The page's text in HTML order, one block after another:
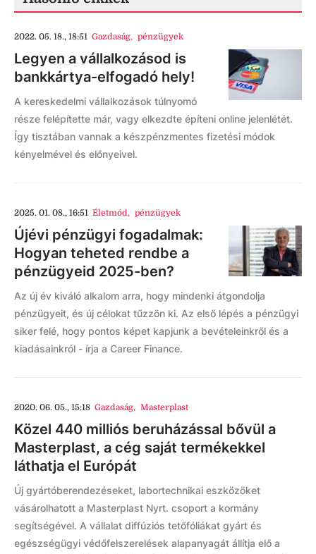
2022. 05. 18., 18:51 Gazdaság, pénzügyek
Legyen a vállalkozásod is
bankkártya-elfogadó hely!
A kereskedelmi vállalkozások túlnyomó
része felépítette már, vagy elkezdte építeni online jelenlétét.
Így tisztában vannak a készpénzmentes fizetési módok
kényelmével és előnyeivel.
2025. 01. 08., 16:51 Életmód, pénzügyek
Újévi pénzügyi fogadalmak:
Hogyan teheted rendbe a
pénzügyeid 2025-ben?
Az új év kiváló alkalom arra, hogy mindenki átgondolja
pénzügyeit, és új célokat tűzzön ki. Az első lépés a pénzügyi
siker felé, hogy pontos képet kapjunk a bevételeinkről és a
kiadásainkról - írja a Career Finance.
2020. 06. 05., 15:18 Gazdaság, Masterplast
Közel 440 milliós beruházással bővül a
Masterplast, a cég saját termékekkel
láthatja el Európát
Új gyártóberendezéseket, labortechnikai eszközöket
vásárolhatott a Masterplast Nyrt. csoport a kormány
segítségével. A vállalat diffúziós tetőfóliákat gyárt és
egészségügyi védőfelszerelések alapanyagát állítja elő a